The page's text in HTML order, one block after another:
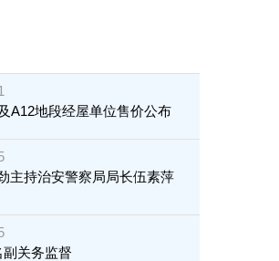
A12地段经屋单位售价公布
主持治安警察局局长伍素萍
关务监督